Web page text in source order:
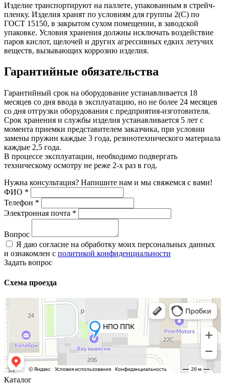
Изделие транспортируют на паллете, упакованным в стрейч-
пленку. Изделия хранят по условиям для группы 2(С) по
ГОСТ 15150, в закрытом сухом помещении, в заводской
упаковке. Условия хранения должны исключать воздействие
паров кислот, щелочей и других агрессивных едких летучих
веществ, вызывающих коррозию изделия.
Гарантийные обязательства
Гарантийный срок на оборудование устанавливается 18
месяцев со дня ввода в эксплуатацию, но не более 24 месяцев
со дня отгрузки оборудования с предприятия-изготовителя.
Срок хранения и службы изделия устанавливается 5 лет с
момента приемки представителем заказчика, при условии
замены пружин каждые 3 года, резинотехнического материала
каждые 2,5 года.
В процессе эксплуатации, необходимо подвергать
техническому осмотру не реже 2-х раз в год.
Нужна консультация? Напишите нам и мы свяжемся с вами!
ФИО *
Телефон *
Электронная почта *
Вопрос
Я даю согласие на обработку моих персональных данных
и ознакомлен с политикой конфиденциальности
Задать вопрос
Схема проезда
Каталог